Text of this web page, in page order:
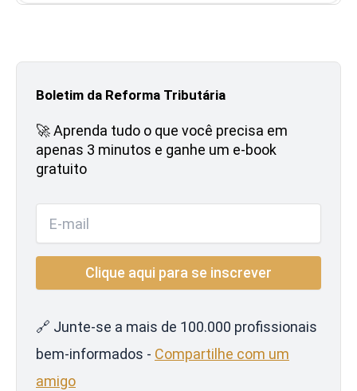
Boletim da Reforma Tributária
🚀 Aprenda tudo o que você precisa em
apenas 3 minutos e ganhe um e-book
gratuito
🔗 Junte-se a mais de 100.000 profissionais
bem-informados - Compartilhe com um
amigo